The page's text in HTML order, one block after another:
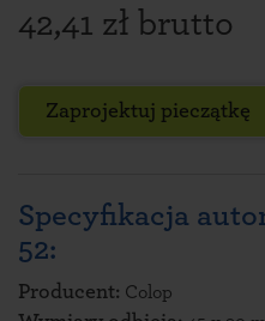
42,41 zł brutto
Zaprojektuj pieczątkę
Specyfikacja
52:
Producent: Colop